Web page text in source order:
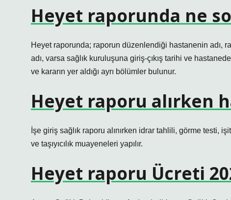
Heyet raporunda ne
Heyet raporunda; raporun düzenlendiği hastanenin adı,
adı, varsa sağlık kuruluşuna giriş-çıkış tarihi ve
ve kararın yer aldığı ayrı bölümler bulunur.
Heyet raporu alırken
İşe giriş sağlık raporu alınırken idrar tahlili, görme testi,
ve taşıyıcılık muayeneleri yapılır.
Heyet raporu Ücreti